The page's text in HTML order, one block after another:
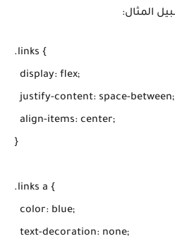
.links {
  display: flex;
  justify-content: space-between;
  align-items: center;
}
.links a {
  color: blue;
  text-decoration: none;